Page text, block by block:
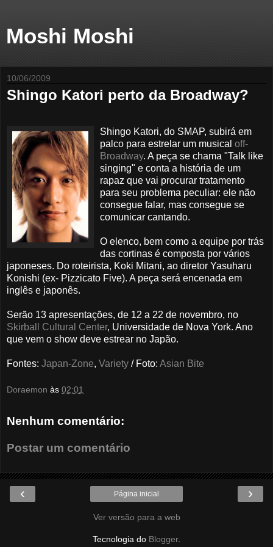
Moshi Moshi
10/06/2009
Shingo Katori perto da Broadway?
Shingo Katori, do SMAP, subirá em
palco para estrelar um musical off-
Broadway. A peça se chama "Talk like
singing" e conta a história de um
rapaz que vai procurar tratamento
para seu problema peculiar: ele não
consegue falar, mas consegue se
comunicar cantando.
O elenco, bem como a equipe por trás
das cortinas é composta por vários
japoneses. Do roteirista, Koki Mitani, ao diretor Yasuharu
Konishi (ex- Pizzicato Five). A peça será encenada em
inglês e japonês.
Serão 13 apresentações, de 12 a 22 de novembro, no
Skirball Cultural Center, Universidade de Nova York. Ano
que vem o show deve estrear no Japão.
Fontes: Japan-Zone, Variety / Foto: Asian Bite
Doraemon às 02:01
Nenhum comentário:
Postar um comentário
‹ ›
Página inicial
Ver versão para a web
Tecnologia do Blogger.